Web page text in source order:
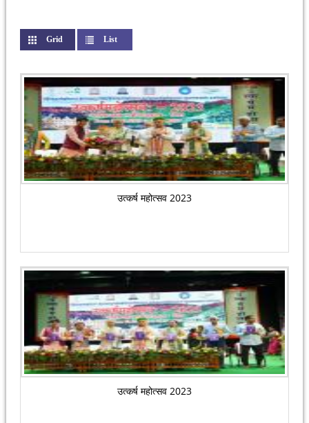
Grid (active tab) List
उत्कर्ष महोत्सव 2023
उत्कर्ष महोत्सव 2023